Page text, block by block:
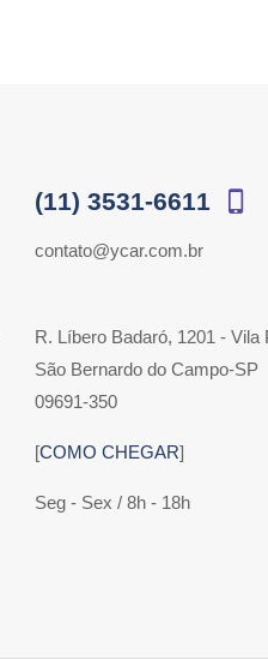
(11) 3531-6611
contato@ycar.com.br
R. Líbero Badaró, 1201 - Vila
São Bernardo do Campo-SP
09691-350
[COMO CHEGAR]
Seg - Sex / 8h - 18h